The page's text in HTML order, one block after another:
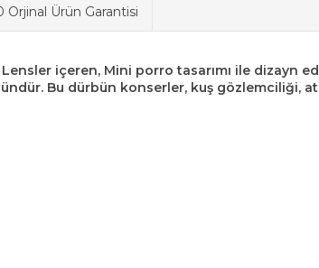
Orjinal Ürün Garantisi
içeren, Mini porro tasarımı ile
Bu dürbün konserler, kuş gözlemciliği,